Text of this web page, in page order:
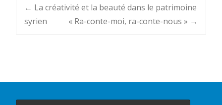
Post
← La créativité et la beauté dans le patrimoine
syrien
« Ra-conte-moi, ra-conte-nous » →
Search